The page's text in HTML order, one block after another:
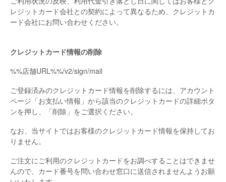
レジットカード会社との契約によって異なるため、クレジットカ
ード会社にお問い合わせください。
クレジットカード情報の削除
%%店舗URL%%/v2/sign/mail
ご登録済みのクレジットカード情報を削除するには、アカウント
ページ「お支払い情報」から該当のクレジットカードの詳細ボタ
ンを押し、「削除」をご選択ください。
なお、当サイトではお客様のクレジットカード情報を保持してお
りません。
ご注文にご利用のクレジットカードをお調べすることはできませ
んので、カード番号を問い合わせ窓口に送信されませんようお願